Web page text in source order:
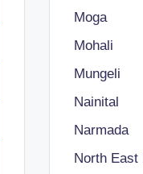
Moga
Mohali
Mungeli
Nainital
Narmada
North East